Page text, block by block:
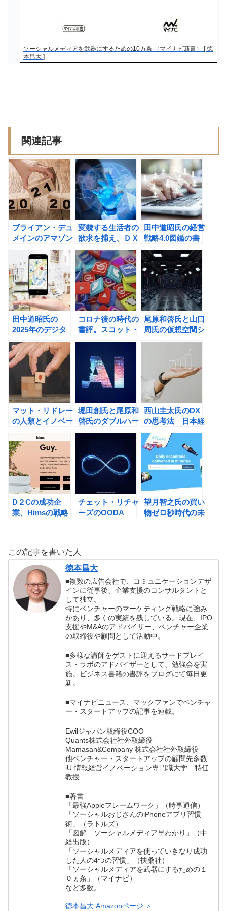
ソーシャルメディアを武器にするための10カ条 （マイナビ新書） [ 徳
本昌大 ]
関連記事
ブライアン・デュ
メインのアマゾン
化する未来 ベゾ
ノミクスが世界を
埋め尽くすの書評
変貌する生活者の
欲求を捕え、ＤＸ
時代の事業を設計
する 生活者モー
ド戦略の書評
田中道昭氏の経営
戦略4.0図鑑の書
評
田中道昭氏の
2025年のデジタ
ル資本主義: 「デ
ータの時代」から
「プライバシーの
時代」への書評
コロナ後の時代の
書評。スコット・
ギャロウェイが予
で勝ち残るのはど
こか？
尾原和啓氏と山口
周氏の仮想空間シ
フトの書評
マット・リドレー
の人類とイノベー
「自由」と「失
敗」で進化するの
書評
堀田創氏と尾原和
啓氏のダブルハー
ベスト――勝ち続
るＡＩ時代の戦略
デザインの書評
西山圭太氏のDX
の思考法 日本経
済復活への最強戦
略の書評
D２Cの成功企
業、Himsの戦略
クノロジー」で勝
つブランド戦略の
書評
チェット・リチャ
ーズのOODA
望月智之氏の買い
物ゼロ秒時代の未
この記事を書いた人
徳本昌大
■複数の広告会社で、コミュニケーションデザ
インに従事後、企業支援のコンサルタントと
して独立。
特にベンチャーのマーケティング戦略に強み
があり、多くの実績を残している。現在、IPO
支援やM&Aのアドバイザー、ベンチャー企業
の取締役や顧問として活動中。
■多様な講師をゲストに迎えるサードプレイ
ス・ラボのアドバイザーとして、勉強会を実
施。ビジネス書籍の書評をブログにて毎日更
新。
■マイナビニュース、マックファンでベンチャ
ー・スタートアップの記事を連載。
Ewilジャパン取締役COO
Quants株式会社社外取締役
Mamasan&Company 株式会社社外取締役
他ベンチャー・スタートアップの顧問先多数
iU 情報経営イノベーション専門職大学 特任
教授
■著書
「最強Appleフレームワーク」（時事通信）
「ソーシャルおじさんのiPhoneアプリ習慣
術」（ラトルズ）
「図解 ソーシャルメディア早わかり」（中
経出版）
「ソーシャルメディアを使っていきなり成功
した人の4つの習慣」（扶桑社）
「ソーシャルメディアを武器にするための１
０ヵ条」（マイナビ）
など多数。
徳本昌大 Amazonページ ＞